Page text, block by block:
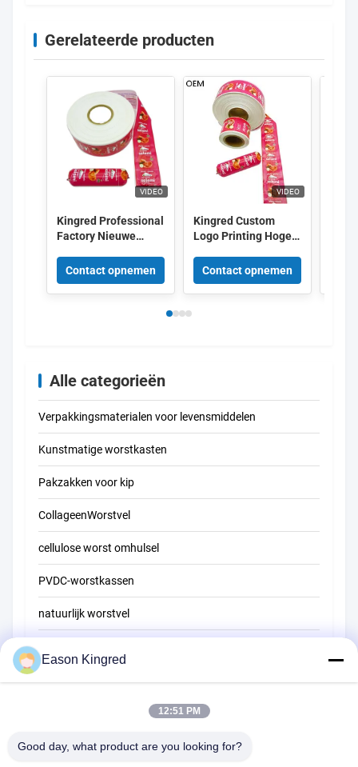
Gerelateerde producten
VIDEO
Kingred Professional
Factory Nieuwe
behuizing Plastic
Food Grade OEM
Contact opnemen
VIDEO
Kingred Custom
Logo Printing Hoge
Plastic
Worstomhulselfilm
China
Contact opnemen
Alle categorieën
Verpakkingsmaterialen voor levensmiddelen
Kunstmatige worstkasten
Pakzakken voor kip
CollageenWorstvel
cellulose worst omhulsel
PVDC-worstkassen
natuurlijk worstvel
Vacuüm voedselzakken
Verpakkingsfilm voor levensmiddelen
Eason Kingred
12:51 PM
Good day, what product are you looking for?